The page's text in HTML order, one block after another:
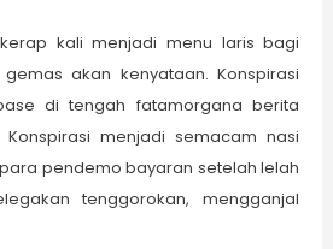
kali menjadi menu laris bagi
akan kenyataan. Konspirasi
di tengah fatamorgana berita
menjadi semacam nasi
pendemo bayaran setelah lelah
tenggorokan, mengganjal